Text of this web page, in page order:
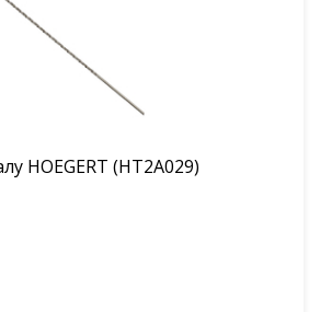
Свердло по металу HOEGERT (HT2A029)